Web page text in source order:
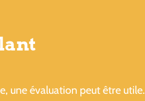
une évaluation peut être utile.